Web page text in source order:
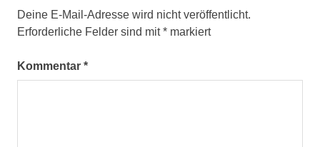
Deine E-Mail-Adresse wird nicht veröffentlicht.
Erforderliche Felder sind mit* markiert
Kommentar *